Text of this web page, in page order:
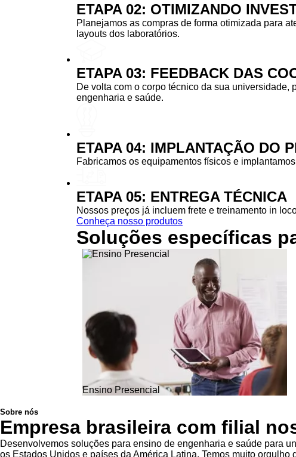
ETAPA 02: OTIMIZANDO
Planejamos as compras de forma otimizada para
layouts dos laboratórios.
ETAPA 03: FEEDBACK DAS
De volta com o corpo técnico da sua
engenharia e saúde.
ETAPA 04: IMPLANTAÇÃO DO
Fabricamos os equipamentos físicos e
ETAPA 05: ENTREGA TÉCNICA
Nossos preços já incluem frete e treinamento in
Conheça nosso produtos
Soluções específicas
Ensino Presencial
Sobre nós
Empresa brasileira com filial
Desenvolvemos soluções para ensino de engenharia e saúde para
os Estados Unidos e países da América Latina. Temos muito orgulho